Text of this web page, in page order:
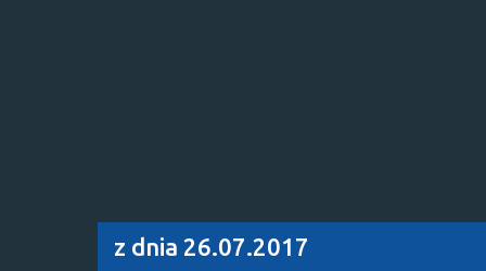
z dnia 26.07.2017